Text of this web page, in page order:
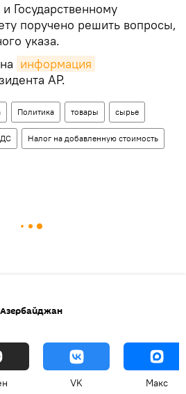
Государственному
поручено решить вопросы,
указа.
информация
АР.
Политика товары сырье
Налог на добавленную стоимость
Азербайджан
VK Макс